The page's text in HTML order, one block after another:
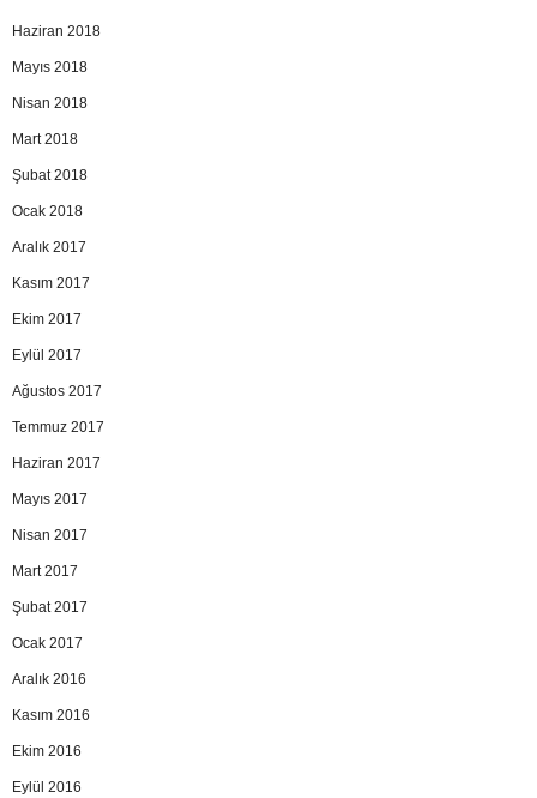
Haziran 2018
Mayıs 2018
Nisan 2018
Mart 2018
Şubat 2018
Ocak 2018
Aralık 2017
Kasım 2017
Ekim 2017
Eylül 2017
Ağustos 2017
Temmuz 2017
Haziran 2017
Mayıs 2017
Nisan 2017
Mart 2017
Şubat 2017
Ocak 2017
Aralık 2016
Kasım 2016
Ekim 2016
Eylül 2016